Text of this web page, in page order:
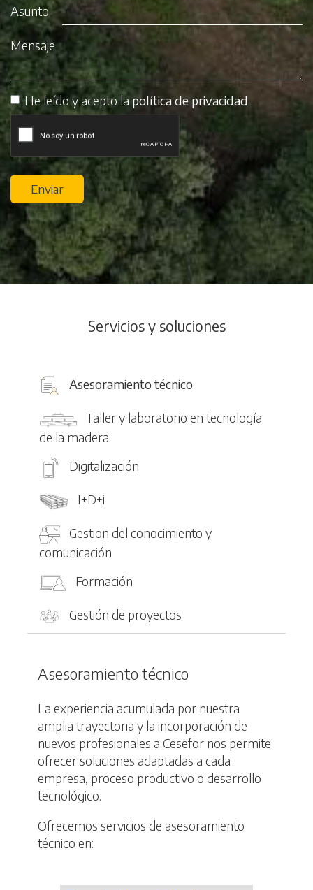
Asunto
Mensaje
He leído y acepto la política de privacidad
Enviar
Servicios y soluciones
Asesoramiento técnico
Taller y laboratorio en tecnología
de la madera
Digitalización
I+D+i
Gestion del conocimiento y
comunicación
Formación
Gestión de proyectos
Asesoramiento técnico
La experiencia acumulada por nuestra
amplia trayectoria y la incorporación de
nuevos profesionales a Cesefor nos permite
ofrecer soluciones adaptadas a cada
empresa, proceso productivo o desarrollo
tecnológico.
Ofrecemos servicios de asesoramiento
técnico en: